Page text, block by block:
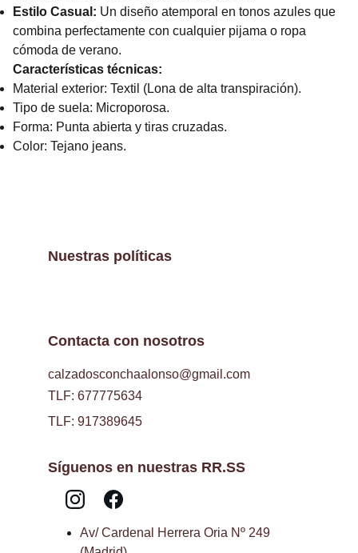
Estilo Casual: Un diseño atemporal en tonos azules que
combina perfectamente con cualquier pijama o ropa
cómoda de verano.
Características técnicas:
Material exterior: Textil (Lona de alta transpiración).
Tipo de suela: Microporosa.
Forma: Punta abierta y tiras cruzadas.
Color: Tejano jeans.
Contacta con nosotros
calzadosconchaalonso@gmail.com
Síguenos en nuestras RR.SS
Nuestras políticas
TLF: 677775634
TLF: 917389645
Av/ Cardenal Herrera Oria Nº 249